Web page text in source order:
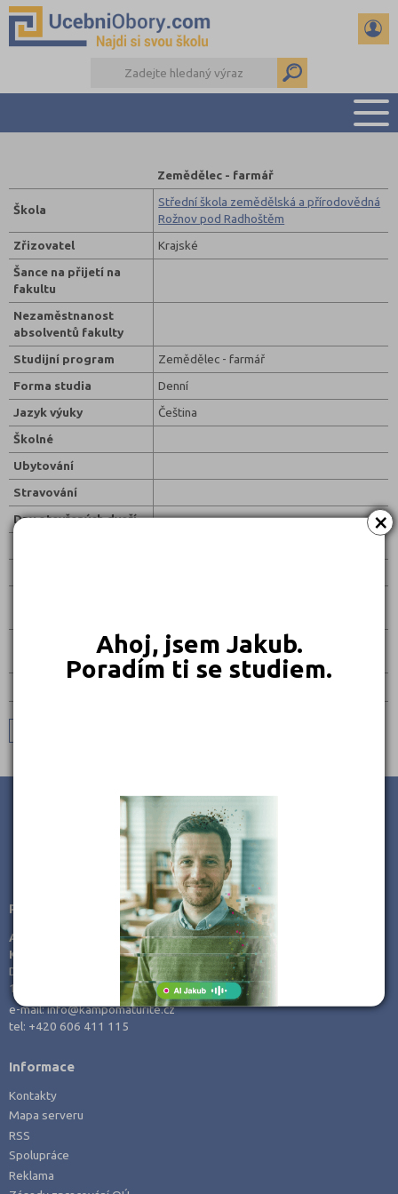
×
Ahoj, jsem Jakub.
Poradím ti se studiem.
PŘÍPRAVA NA PŘIJÍMAČKY
DŮLEŽITÉ TERMÍNY
Zemědělec - farmář
Škola
Střední škola zemědělská a přírodovědná
Rožnov pod Radhoštěm
Zřizovatel
Krajské
Šance na přijetí na
fakultu
Nezaměstnanost
absolventů fakulty
Studijní program
Zemědělec - farmář
Forma studia
Denní
Jazyk výuky
Čeština
Školné
Ubytování
Stravování
Dny otevřených dveří
Přijímací řízení
JSME TAM, KDE JSTE VY
Poradenství v přípravě ke studiu
AMOS -
KamPoMaturite.cz, s.r.o.
Dukelských hrdinů 21
170 00 Praha 7
e-mail:info@kampomaturite.cz
tel: +420 606 411 115
Informace
Kontakty
Mapa serveru
RSS
Spolupráce
Reklama